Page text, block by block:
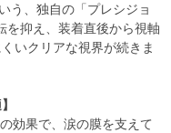
う、独自の「プレシジョ
を抑え、装着直後から視軸
いクリアな視界が続きま
効果で、涙の膜を支えて